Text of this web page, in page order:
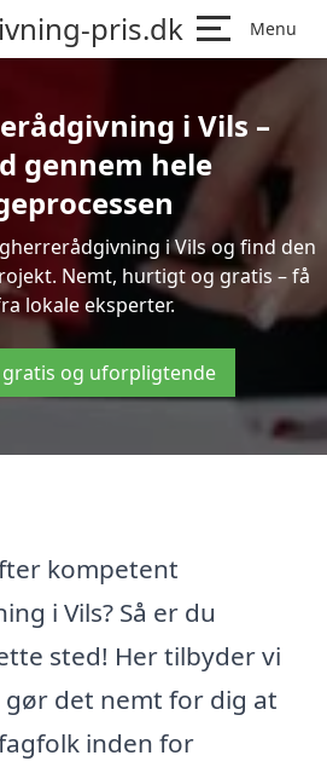
pris.dk Menu
i Vils –
gennem hele
i Vils og find den
Nemt, hurtigt og gratis – få
lokale eksperter.
gratis og uforpligtende
kompetent
i Vils? Så er du
sted! Her tilbyder vi
det nemt for dig at
inden for